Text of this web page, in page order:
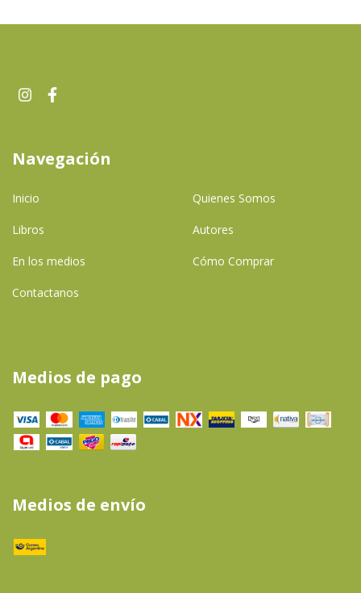
Navegación
Inicio Quienes Somos
Libros Autores
En los medios Cómo Comprar
Contactanos
Medios de pago
Medios de envío